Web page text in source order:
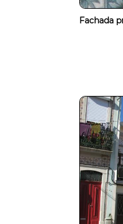
Fachada